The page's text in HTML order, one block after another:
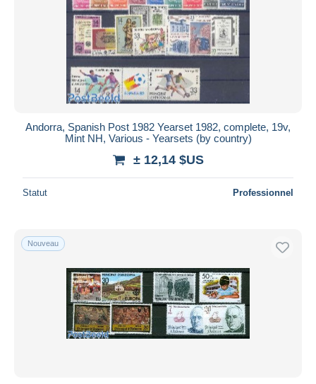
Andorra, Spanish Post 1982 Yearset 1982, complete, 19v,
Mint NH, Various - Yearsets (by country)
± 12,14 $US
Statut Professionnel
Nouveau